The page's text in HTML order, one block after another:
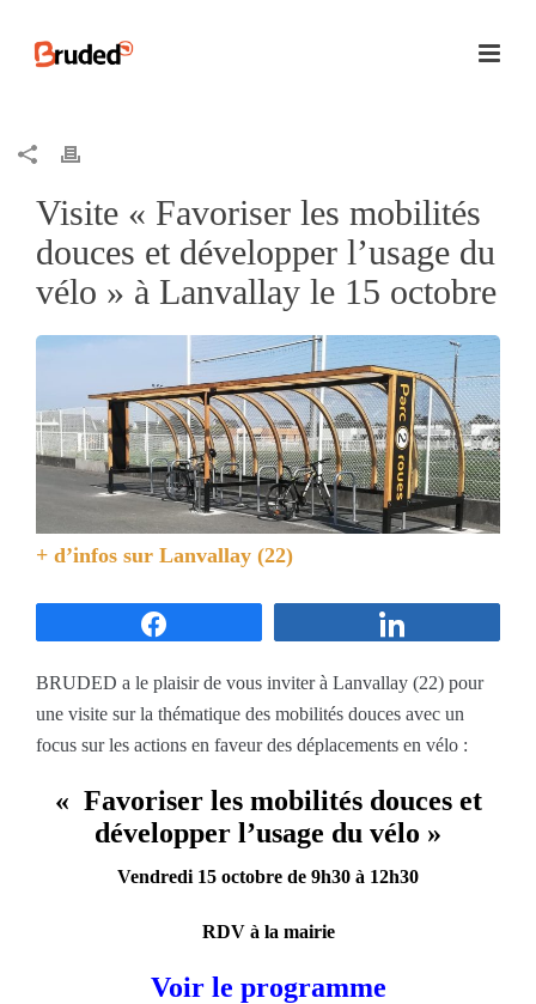
Visite « Favoriser les mobilités
douces et développer l’usage du
vélo » à Lanvallay le 15 octobre
+ d’infos sur Lanvallay (22)
BRUDED a le plaisir de vous inviter à Lanvallay (22) pour
une visite sur la thématique des mobilités douces avec un
focus sur les actions en faveur des déplacements en vélo :
« Favoriser les mobilités douces et
développer l’usage du vélo »
Vendredi 15 octobre de 9h30 à 12h30
RDV à la mairie
Voir le programme